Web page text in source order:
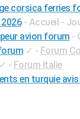
corsica ferries
- Accueil -
avion forum -
✓ - Forum
✓ - Forum Italie
en turquie